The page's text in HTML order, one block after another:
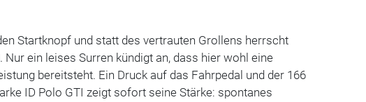
Startknopf und statt des vertrauten Grollens herrscht
Nur ein leises Surren kündigt an, dass hier wohl eine
bereitsteht. Ein Druck auf das Fahrpedal und der 166
ID Polo GTI zeigt sofort seine Stärke: spontanes